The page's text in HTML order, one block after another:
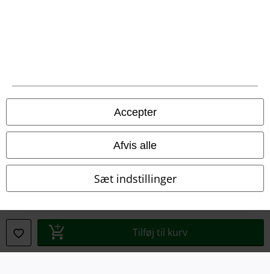
Accepter
Afvis alle
Sæt indstillinger
Tilføj til kurv
Salgs-, medlems- & leveringsbetingelser
Om EMP Danmark
Bortskaffelse af affald og miljøbeskyttelse
Overensstemmelseserklæring
Oplysninger om tilgængelighed